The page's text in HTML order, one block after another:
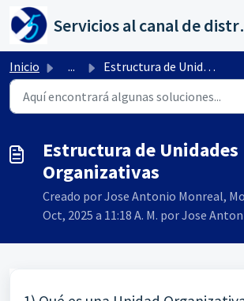
Saltar al contenido principal
Inicio ... Estructura de Unidades Organizativas
Estructura de Unidades
Organizativas
Creado por Jose Antonio Monreal,
Oct, 2025 a 11:18 A. M. por Jose